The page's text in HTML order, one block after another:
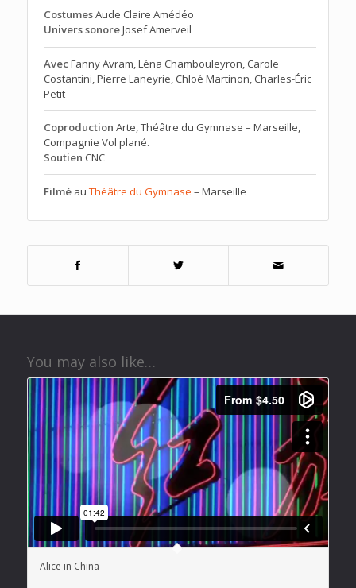
CostumesAude Claire Amédéo
Univers sonoreJosef Amerveil
AvecFanny Avram, Léna Chambouleyron, Carole
Costantini, Pierre Laneyrie, Chloé Martinon, Charles-Éric
Petit
Coproduction Arte, Théâtre du Gymnase – Marseille,
Compagnie Vol plané.
Soutien CNC
Filméau Théâtre du Gymnase – Marseille
You may also like…
Alice in China